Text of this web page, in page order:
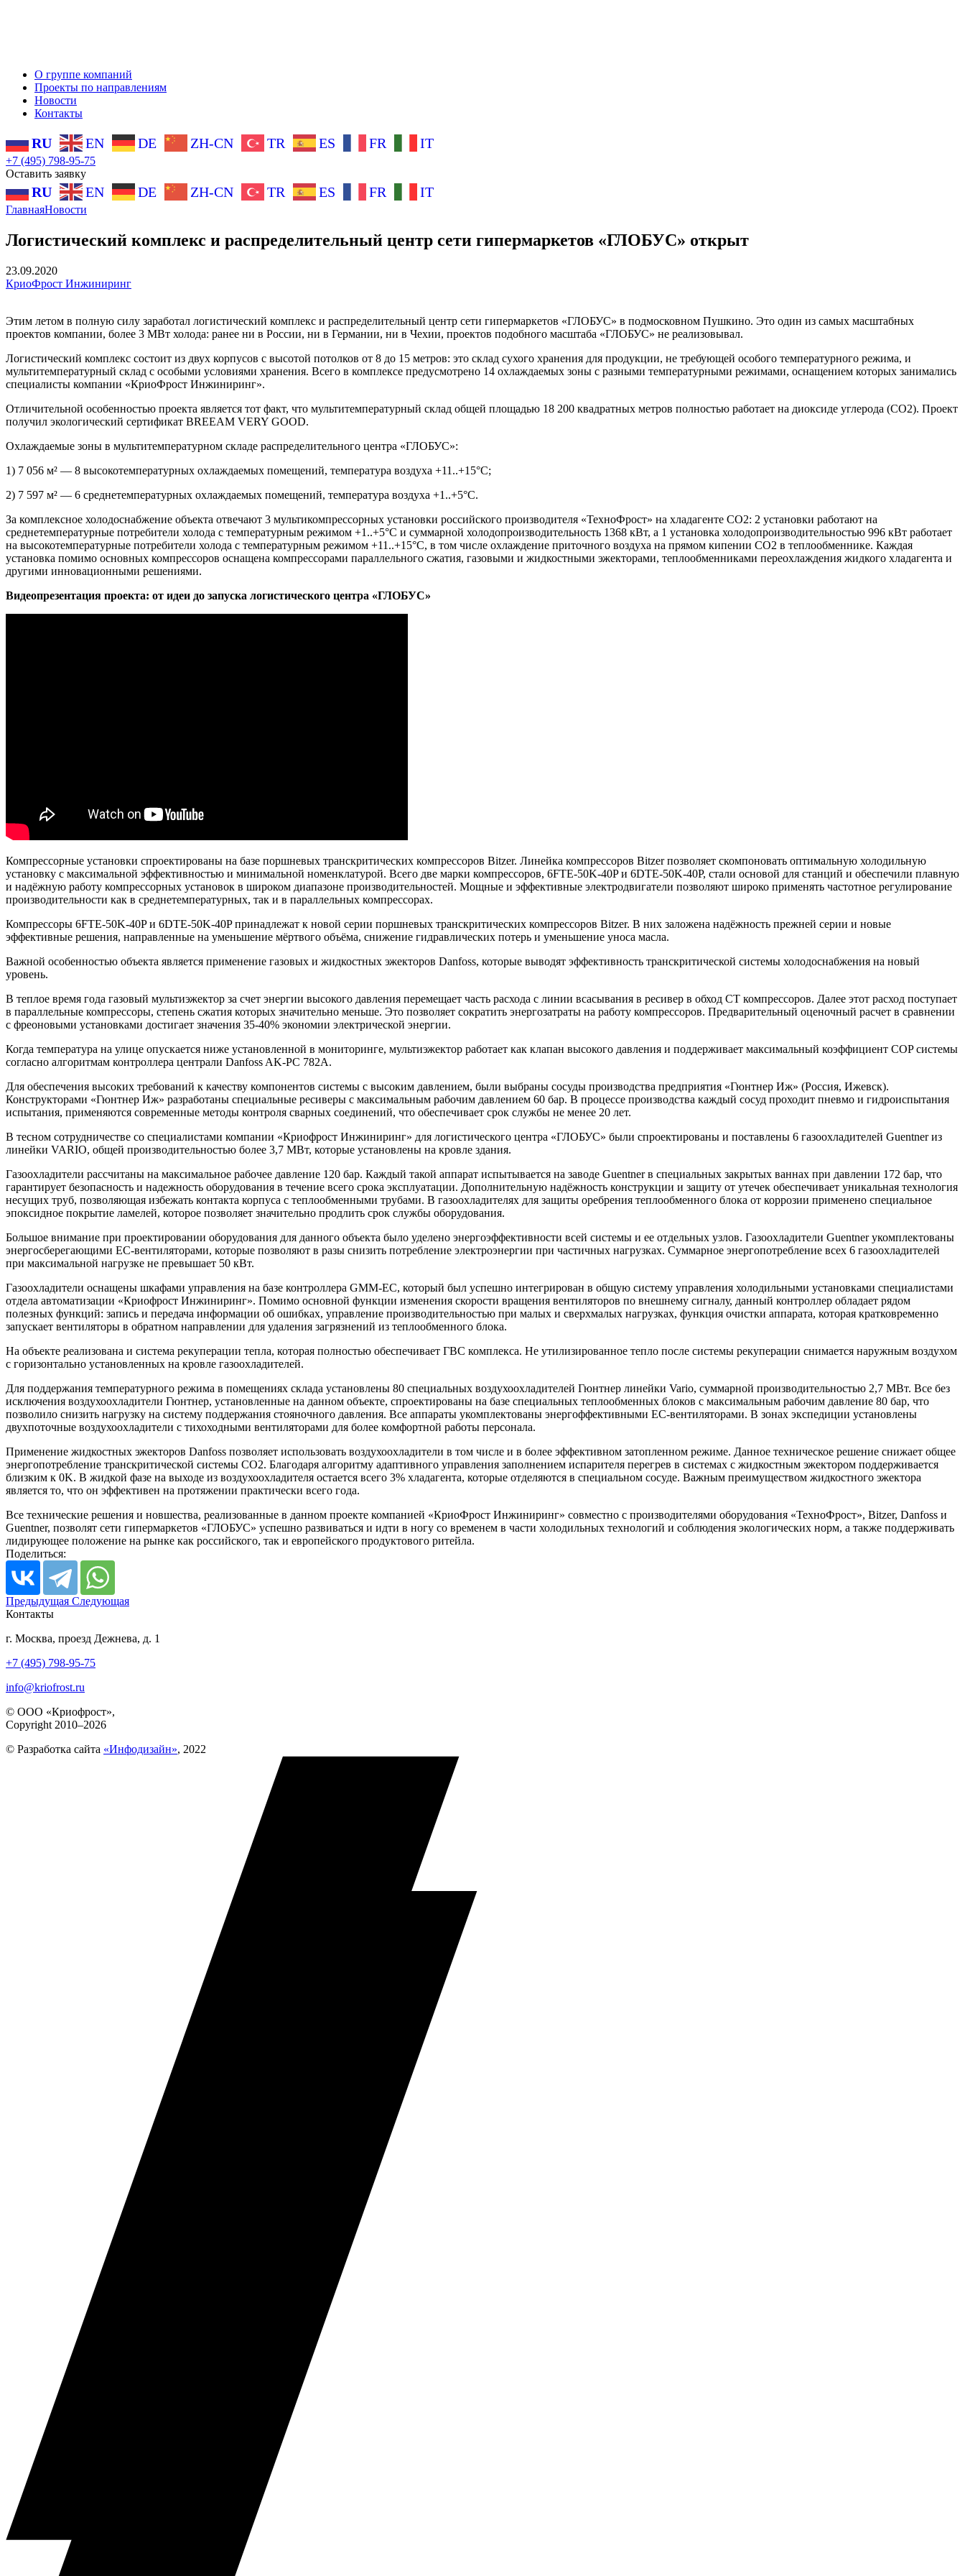
О группе компаний
Проекты по направлениям
Новости
Контакты
RU EN DE ZH-CN TR ES FR IT
+7 (495) 798-95-75
Оставить заявку
RU EN DE ZH-CN TR ES FR IT
ГлавнаяНовости
Логистический комплекс и распределительный центр сети гипермаркетов «ГЛОБУС» открыт
23.09.2020
КриоФрост Инжиниринг
Этим летом в полную силу заработал логистический комплекс и распределительный центр сети гипермаркетов «ГЛОБУС» в подмосковном Пушкино. Это один из самых масштабных
проектов компании, более 3 МВт холода: ранее ни в России, ни в Германии, ни в Чехии, проектов подобного масштаба «ГЛОБУС» не реализовывал.
Логистический комплекс состоит из двух корпусов с высотой потолков от 8 до 15 метров: это склад сухого хранения для продукции, не требующей особого температурного режима, и
мультитемпературный склад с особыми условиями хранения. Всего в комплексе предусмотрено 14 охлаждаемых зоны с разными температурными режимами, оснащением которых занимались
специалисты компании «КриоФрост Инжиниринг».
Отличительной особенностью проекта является тот факт, что мультитемпературный склад общей площадью 18 200 квадратных метров полностью работает на диоксиде углерода (СО2). Проект
получил экологический сертификат BREEAM VERY GOOD.
Охлаждаемые зоны в мультитемпературном складе распределительного центра «ГЛОБУС»:
1) 7 056 м² — 8 высокотемпературных охлаждаемых помещений, температура воздуха +11..+15°С;
2) 7 597 м² — 6 среднетемпературных охлаждаемых помещений, температура воздуха +1..+5°С.
За комплексное холодоснабжение объекта отвечают 3 мультикомпрессорных установки российского производителя «ТехноФрост» на хладагенте СО2: 2 установки работают на
среднетемпературные потребители холода с температурным режимом +1..+5°С и суммарной холодопроизводительность 1368 кВт, а 1 установка холодопроизводительностью 996 кВт работает
на высокотемпературные потребители холода с температурным режимом +11..+15°С, в том числе охлаждение приточного воздуха на прямом кипении СО2 в теплообменнике. Каждая
установка помимо основных компрессоров оснащена компрессорами параллельного сжатия, газовыми и жидкостными эжекторами, теплообменниками переохлаждения жидкого хладагента и
другими инновационными решениями.
Видеопрезентация проекта: от идеи до запуска логистического центра «ГЛОБУС»
Компрессорные установки спроектированы на базе поршневых транскритических компрессоров Bitzer. Линейка компрессоров Bitzer позволяет скомпоновать оптимальную холодильную
установку с максимальной эффективностью и минимальной номенклатурой. Всего две марки компрессоров, 6FTE-50K-40P и 6DTE-50K-40P, стали основой для станций и обеспечили плавную
и надёжную работу компрессорных установок в широком диапазоне производительностей. Мощные и эффективные электродвигатели позволяют широко применять частотное регулирование
производительности как в среднетемпературных, так и в параллельных компрессорах.
Компрессоры 6FTE-50K-40P и 6DTE-50K-40P принадлежат к новой серии поршневых транскритических компрессоров Bitzer. В них заложена надёжность прежней серии и новые
эффективные решения, направленные на уменьшение мёртвого объёма, снижение гидравлических потерь и уменьшение уноса масла.
Важной особенностью объекта является применение газовых и жидкостных эжекторов Danfoss, которые выводят эффективность транскритической системы холодоснабжения на новый
уровень.
В теплое время года газовый мультиэжектор за счет энергии высокого давления перемещает часть расхода с линии всасывания в ресивер в обход СТ компрессоров. Далее этот расход поступает
в параллельные компрессоры, степень сжатия которых значительно меньше. Это позволяет сократить энергозатраты на работу компрессоров. Предварительный оценочный расчет в сравнении
с фреоновыми установками достигает значения 35-40% экономии электрической энергии.
Когда температура на улице опускается ниже установленной в мониторинге, мультиэжектор работает как клапан высокого давления и поддерживает максимальный коэффициент COP системы
согласно алгоритмам контроллера централи Danfoss AK-PC 782A.
Для обеспечения высоких требований к качеству компонентов системы с высоким давлением, были выбраны сосуды производства предприятия «Гюнтнер Иж» (Россия, Ижевск).
Конструкторами «Гюнтнер Иж» разработаны специальные ресиверы с максимальным рабочим давлением 60 бар. В процессе производства каждый сосуд проходит пневмо и гидроиспытания
испытания, применяются современные методы контроля сварных соединений, что обеспечивает срок службы не менее 20 лет.
В тесном сотрудничестве со специалистами компании «Криофрост Инжиниринг» для логистического центра «ГЛОБУС» были спроектированы и поставлены 6 газоохладителей Guentner из
линейки VARIO, общей производительностью более 3,7 МВт, которые установлены на кровле здания.
Газоохладители рассчитаны на максимальное рабочее давление 120 бар. Каждый такой аппарат испытывается на заводе Guentner в специальных закрытых ваннах при давлении 172 бар, что
гарантирует безопасность и надежность оборудования в течение всего срока эксплуатации. Дополнительную надёжность конструкции и защиту от утечек обеспечивает уникальная технология
несущих труб, позволяющая избежать контакта корпуса с теплообменными трубами. В газоохладителях для защиты оребрения теплообменного блока от коррозии применено специальное
эпоксидное покрытие ламелей, которое позволяет значительно продлить срок службы оборудования.
Большое внимание при проектировании оборудования для данного объекта было уделено энергоэффективности всей системы и ее отдельных узлов. Газоохладители Guentner укомплектованы
энергосберегающими ЕС-вентиляторами, которые позволяют в разы снизить потребление электроэнергии при частичных нагрузках. Суммарное энергопотребление всех 6 газоохладителей
при максимальной нагрузке не превышает 50 кВт.
Газоохладители оснащены шкафами управления на базе контроллера GMM-EC, который был успешно интегрирован в общую систему управления холодильными установками специалистами
отдела автоматизации «Криофрост Инжиниринг». Помимо основной функции изменения скорости вращения вентиляторов по внешнему сигналу, данный контроллер обладает рядом
полезных функций: запись и передача информации об ошибках, управление производительностью при малых и сверхмалых нагрузках, функция очистки аппарата, которая кратковременно
запускает вентиляторы в обратном направлении для удаления загрязнений из теплообменного блока.
На объекте реализована и система рекуперации тепла, которая полностью обеспечивает ГВС комплекса. Не утилизированное тепло после системы рекуперации снимается наружным воздухом
с горизонтально установленных на кровле газоохладителей.
Для поддержания температурного режима в помещениях склада установлены 80 специальных воздухоохладителей Гюнтнер линейки Vario, суммарной производительностью 2,7 МВт. Все без
исключения воздухоохладители Гюнтнер, установленные на данном объекте, спроектированы на базе специальных теплообменных блоков с максимальным рабочим давление 80 бар, что
позволило снизить нагрузку на систему поддержания стояночного давления. Все аппараты укомплектованы энергоффективными ЕС-вентиляторами. В зонах экспедиции установлены
двухпоточные воздухоохладители с тихоходными вентиляторами для более комфортной работы персонала.
Применение жидкостных эжекторов Danfoss позволяет использовать воздухоохладители в том числе и в более эффективном затопленном режиме. Данное техническое решение снижает общее
энергопотребление транскритической системы CO2. Благодаря алгоритму адаптивного управления заполнением испарителя перегрев в системах с жидкостным эжектором поддерживается
близким к 0K. В жидкой фазе на выходе из воздухоохладителя остается всего 3% хладагента, которые отделяются в специальном сосуде. Важным преимуществом жидкостного эжектора
является то, что он эффективен на протяжении практически всего года.
Все технические решения и новшества, реализованные в данном проекте компанией «КриоФрост Инжиниринг» совместно с производителями оборудования «ТехноФрост», Bitzer, Danfoss и
Guentner, позволят сети гипермаркетов «ГЛОБУС» успешно развиваться и идти в ногу со временем в части холодильных технологий и соблюдения экологических норм, а также поддерживать
лидирующее положение на рынке как российского, так и европейского продуктового ритейла.
Поделиться:
Предыдущая Следующая
Контакты
г. Москва, проезд Дежнева, д. 1
+7 (495) 798-95-75
info@kriofrost.ru
© ООО «Криофрост»,
Copyright 2010–2026
© Разработка сайта «Инфодизайн», 2022